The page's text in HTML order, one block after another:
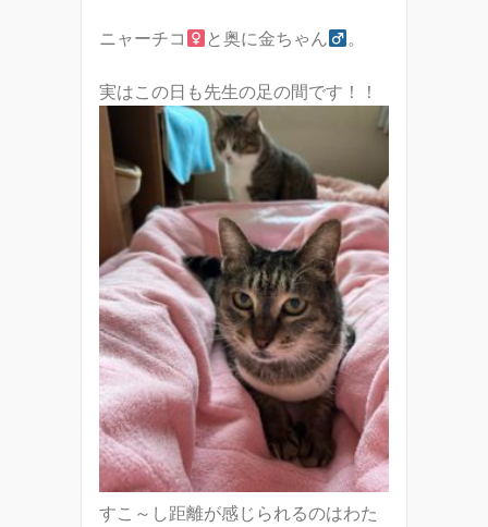
ニャーチコ と奥に金ちゃん 。
実はこの日も先生の足の間です！！
すこ～し距離が感じられるのはわた